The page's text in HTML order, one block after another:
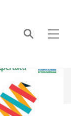
Cerca